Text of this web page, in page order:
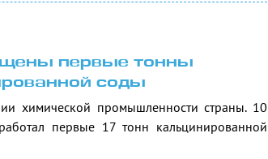
первые тонны
соды
химической промышленности страны. 10
первые 17 тонн кальцинированной